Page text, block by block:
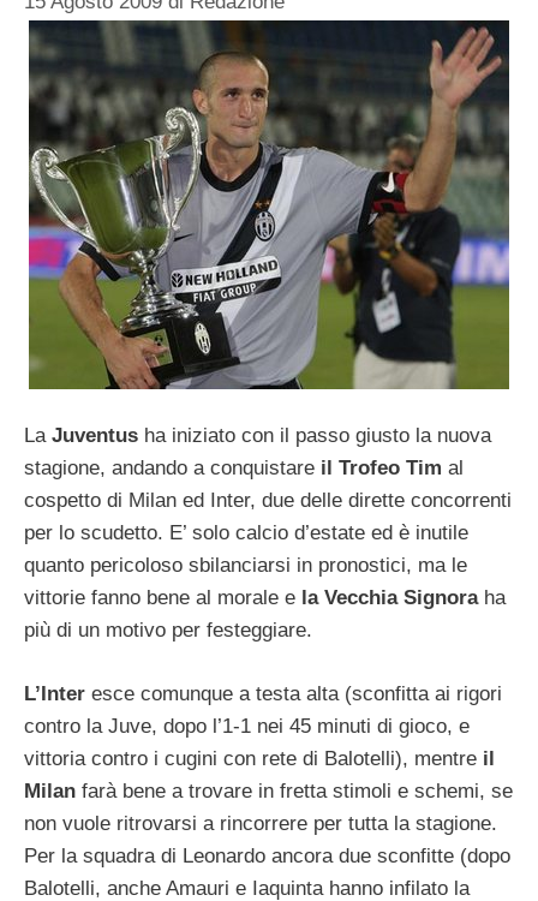
La Juventus ha iniziato con il passo giusto la nuova
stagione, andando a conquistare il Trofeo Tim al
cospetto di Milan ed Inter, due delle dirette concorrenti
per lo scudetto. E’ solo calcio d’estate ed è inutile
quanto pericoloso sbilanciarsi in pronostici, ma le
vittorie fanno bene al morale e la Vecchia Signora ha
più di un motivo per festeggiare.
L’Inter esce comunque a testa alta (sconfitta ai rigori
contro la Juve, dopo l’1-1 nei 45 minuti di gioco, e
vittoria contro i cugini con rete di Balotelli), mentre il
Milan farà bene a trovare in fretta stimoli e schemi, se
non vuole ritrovarsi a rincorrere per tutta la stagione.
Per la squadra di Leonardo ancora due sconfitte (dopo
Balotelli, anche Amauri e Iaquinta hanno infilato la